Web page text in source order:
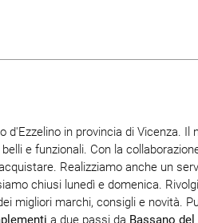
d'Ezzelino in provincia di Vicenza.
e funzionali. Con la
Realizziamo anche un
chiusi lunedì e domenica.
migliori marchi, consigli e novità.
a due passi da Bassano del